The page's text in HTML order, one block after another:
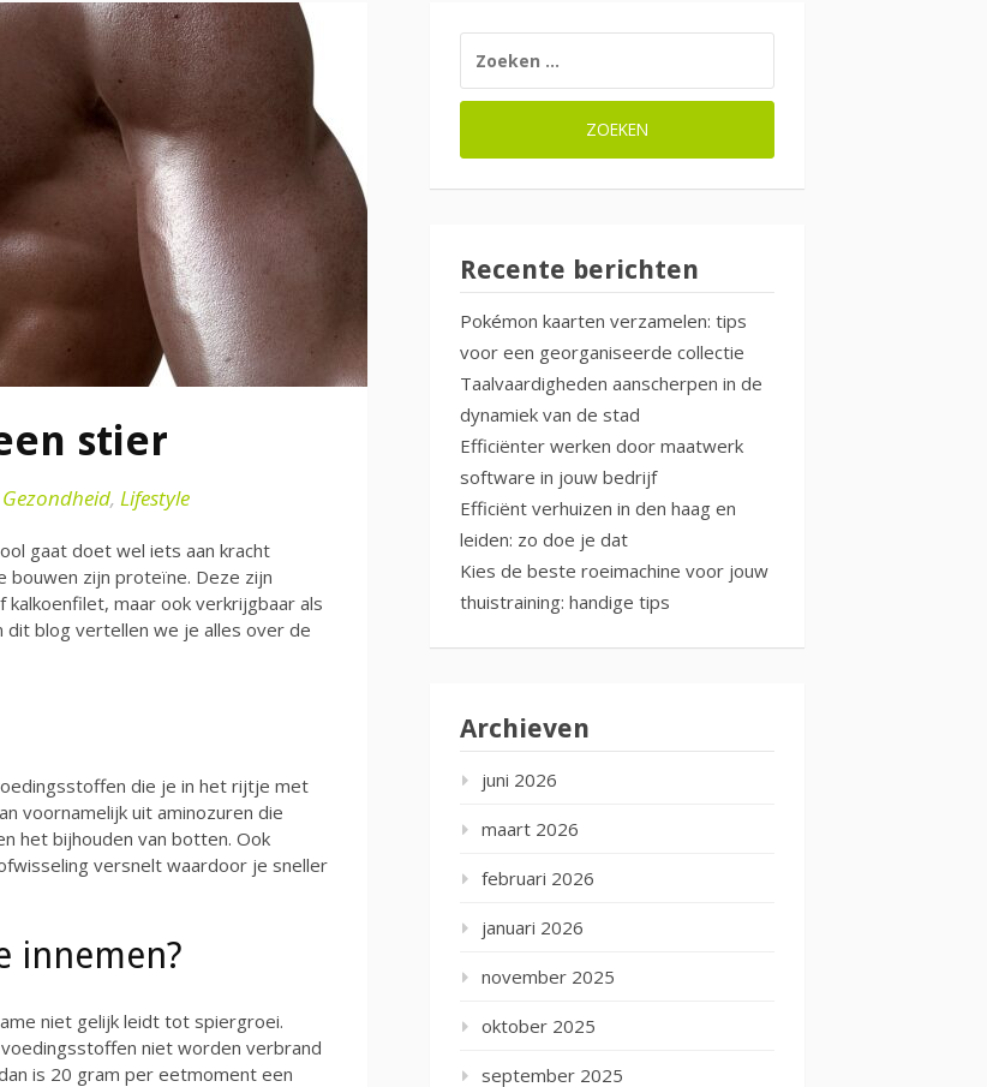
stier
Gezondheid, Lifestyle
gaat doet wel iets aan kracht
bouwen zijn proteïne. Deze zijn
maar ook verkrijgbaar als
dit blog vertellen we je alles over de
die je in het rijtje met
voornamelijk uit aminozuren die
het bijhouden van botten. Ook
versnelt waardoor je sneller
innemen?
niet gelijk leidt tot spiergroei.
niet worden verbrand
is 20 gram per eetmoment een
NAAR:
Recente berichten
Pokémon kaarten verzamelen: tips
voor een georganiseerde collectie
Taalvaardigheden aanscherpen in de
dynamiek van de stad
Efficiënter werken door maatwerk
software in jouw bedrijf
Efficiënt verhuizen in den haag en
leiden: zo doe je dat
Kies de beste roeimachine voor jouw
thuistraining: handige tips
Archieven
juni 2026
maart 2026
februari 2026
januari 2026
november 2025
oktober 2025
september 2025